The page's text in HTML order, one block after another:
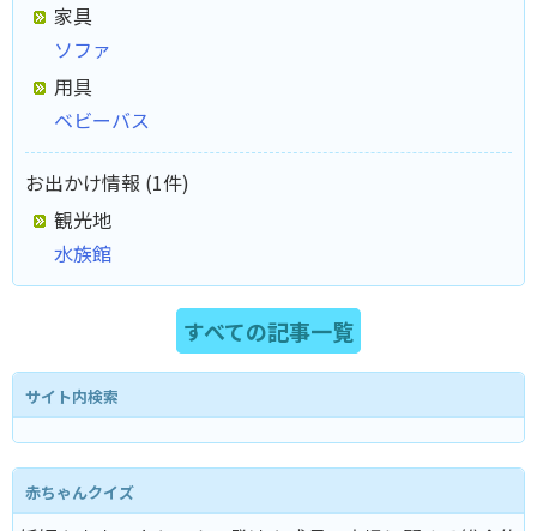
家具
ソファ
用具
ベビーバス
お出かけ情報 (1件)
観光地
水族館
すべての記事一覧
サイト内検索
赤ちゃんクイズ